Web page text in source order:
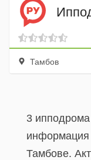
Тамбов
3
информация
Тамбове.